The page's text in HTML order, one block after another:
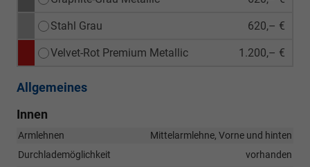
Stahl Grau 620,– €
Velvet-Rot Premium Metallic 1.200,– €
Allgemeines
Innen
Armlehnen
Mittelarmlehne, Vorne und hinten
Durchlademöglichkeit
vorhanden